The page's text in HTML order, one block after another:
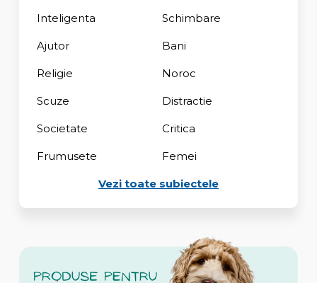
Inteligenta Schimbare
Ajutor Bani
Religie Noroc
Scuze Distractie
Societate Critica
Frumusete Femei
Vezi toate subiectele